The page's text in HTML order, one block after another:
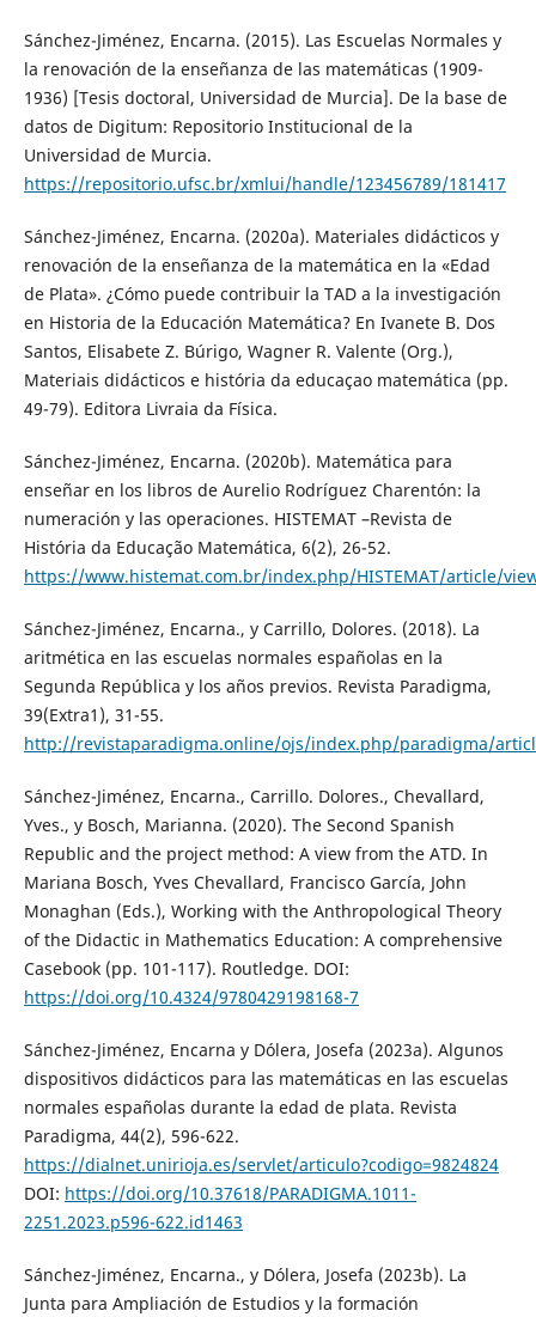
Sánchez-Jiménez, Encarna. (2015). Las Escuelas Normales y
la renovación de la enseñanza de las matemáticas (1909-
1936) [Tesis doctoral, Universidad de Murcia]. De la base de
datos de Digitum: Repositorio Institucional de la
Universidad de Murcia.
https://repositorio.ufsc.br/xmlui/handle/123456789/181417
Sánchez-Jiménez, Encarna. (2020a). Materiales didácticos y
renovación de la enseñanza de la matemática en la «Edad
de Plata». ¿Cómo puede contribuir la TAD a la investigación
en Historia de la Educación Matemática? En Ivanete B. Dos
Santos, Elisabete Z. Búrigo, Wagner R. Valente (Org.),
Materiais didácticos e história da educaçao matemática (pp.
49-79). Editora Livraia da Física.
Sánchez-Jiménez, Encarna. (2020b). Matemática para
enseñar en los libros de Aurelio Rodríguez Charentón: la
numeración y las operaciones. HISTEMAT –Revista de
História da Educação Matemática, 6(2), 26-52.
https://www.histemat.com.br/index.php/HISTEMAT/article/
Sánchez-Jiménez, Encarna., y Carrillo, Dolores. (2018). La
aritmética en las escuelas normales españolas en la
Segunda República y los años previos. Revista Paradigma,
39(Extra1), 31-55.
http://revistaparadigma.online/ojs/index.php/paradigma/
Sánchez-Jiménez, Encarna., Carrillo. Dolores., Chevallard,
Yves., y Bosch, Marianna. (2020). The Second Spanish
Republic and the project method: A view from the ATD. In
Mariana Bosch, Yves Chevallard, Francisco García, John
Monaghan (Eds.), Working with the Anthropological Theory
of the Didactic in Mathematics Education: A comprehensive
Casebook (pp. 101-117). Routledge. DOI:
https://doi.org/10.4324/9780429198168-7
Sánchez-Jiménez, Encarna y Dólera, Josefa (2023a). Algunos
dispositivos didácticos para las matemáticas en las escuelas
normales españolas durante la edad de plata. Revista
Paradigma, 44(2), 596-622.
https://dialnet.unirioja.es/servlet/articulo?codigo=9824824
DOI: https://doi.org/10.37618/PARADIGMA.1011-
2251.2023.p596-622.id1463
Sánchez-Jiménez, Encarna., y Dólera, Josefa (2023b). La
Junta para Ampliación de Estudios y la formación